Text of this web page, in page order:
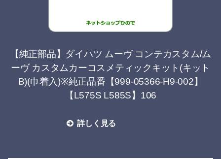
【純正部品】ダイハツ ムーヴ コンテカスタム/ム
ーヴ カスタムカーコスメティックキット(キット
B)(巾着入)※純正品番【999-05366-H9-002】
【L575S L585S】106
詳しく見る